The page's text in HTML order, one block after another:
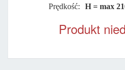
Prędkość:
H = max
Produkt